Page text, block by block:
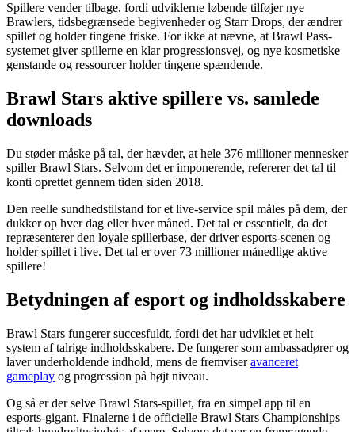
Spillere vender tilbage, fordi udviklerne løbende tilføjer nye
Brawlers, tidsbegrænsede begivenheder og Starr Drops, der ændrer
spillet og holder tingene friske. For ikke at nævne, at Brawl Pass-
systemet giver spillerne en klar progressionsvej, og nye kosmetiske
genstande og ressourcer holder tingene spændende.
Brawl Stars aktive spillere vs. samlede
downloads
Du støder måske på tal, der hævder, at hele 376 millioner mennesker
spiller Brawl Stars. Selvom det er imponerende, refererer det tal til
konti oprettet gennem tiden siden 2018.
Den reelle sundhedstilstand for et live-service spil måles på dem, der
dukker op hver dag eller hver måned. Det tal er essentielt, da det
repræsenterer den loyale spillerbase, der driver esports-scenen og
holder spillet i live. Det tal er over 73 millioner månedlige aktive
spillere!
Betydningen af esport og indholdsskabere
Brawl Stars fungerer succesfuldt, fordi det har udviklet et helt
system af talrige indholdsskabere. De fungerer som ambassadører og
laver underholdende indhold, mens de fremviseravanceret
gameplay og progression på højt niveau.
Og så er der selve Brawl Stars-spillet, fra en simpel app til en
esports-gigant. Finalerne i de officielle Brawl Stars Championships